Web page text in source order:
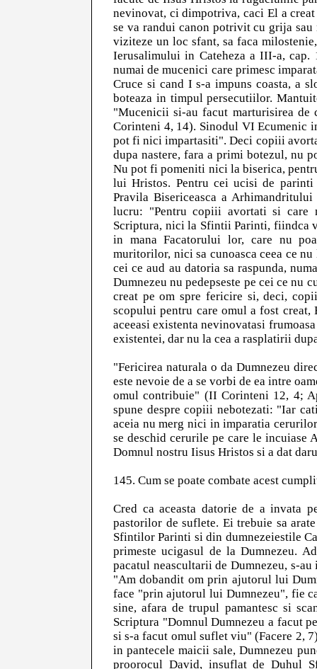
nevinovat, ci dimpotriva, caci El a
se va randui canon potrivit cu grija sau
viziteze un loc sfant, sa faca
Ierusalimului in Cateheza a III-a, cap.
numai de mucenici care primesc
Cruce si cand I s-a impuns coasta, a
boteaza in timpul persecutiilor.
"Mucenicii si-au facut marturisirea
Corinteni 4, 14). Sinodul VI Ecumenic
pot fi nici impartasiti". Deci copiii
dupa nastere, fara a primi botezul, nu
Nu pot fi pomeniti nici la biserica,
lui Hristos. Pentru cei ucisi de parinti
Pravila Bisericeasca a
lucru: "Pentru copiii avortati si care
Scriptura, nici la Sfintii Parinti, fiindca
in mana Facatorului lor, care nu
muritorilor, nici sa cunoasca ceea ce
cei ce aud au datoria sa raspunda,
Dumnezeu nu pedepseste pe cei ce nu
creat pe om spre fericire si, deci,
scopului pentru care omul a fost
aceeasi existenta nevinovatasi
existentei, dar nu la cea a rasplatirii
"Fericirea naturala o da Dumnezeu
este nevoie de a se vorbi de ea intre
omul contribuie" (II Corinteni 12, 4;
spune despre copiii nebotezati: "Iar
aceia nu merg nici in imparatia
se deschid cerurile pe care le incuiase
Domnul nostru Iisus Hristos si a dat
145. Cum se poate combate acest
Cred ca aceasta datorie de a invata
pastorilor de suflete. Ei trebuie sa
Sfintilor Parinti si din dumnezeiestile
primeste ucigasul de la Dumnezeu.
pacatul neascultarii de Dumnezeu, s-
"Am dobandit om prin ajutorul lui
face "prin ajutorul lui Dumnezeu", fie
sine, afara de trupul pamantesc si
Scriptura "Domnul Dumnezeu a facut
si s-a facut omul suflet viu" (Facere 2,
in pantecele maicii sale, Dumnezeu
proorocul David, insuflat de Duhul